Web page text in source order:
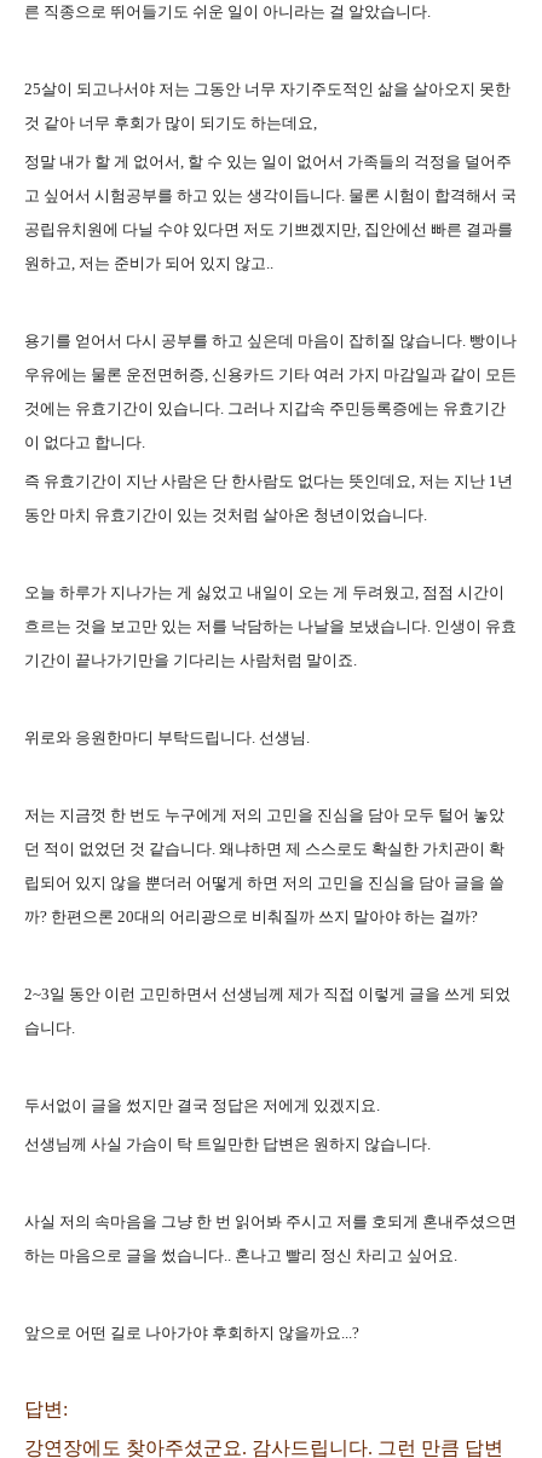
른 직종으로 뛰어들기도 쉬운 일이 아니라는 걸 알았습니다.
25살이 되고나서야 저는 그동안 너무 자기주도적인 삶을 살아오지 못한
것 같아 너무 후회가 많이 되기도 하는데요,
정말 내가 할 게 없어서, 할 수 있는 일이 없어서 가족들의 걱정을 덜어주
고 싶어서 시험공부를 하고 있는 생각이듭니다. 물론 시험이 합격해서 국
공립유치원에 다닐 수야 있다면 저도 기쁘겠지만, 집안에선 빠른 결과를
원하고, 저는 준비가 되어 있지 않고..
용기를 얻어서 다시 공부를 하고 싶은데 마음이 잡히질 않습니다. 빵이나
우유에는 물론 운전면허증, 신용카드 기타 여러 가지 마감일과 같이 모든
것에는 유효기간이 있습니다. 그러나 지갑속 주민등록증에는 유효기간
이 없다고 합니다.
즉 유효기간이 지난 사람은 단 한사람도 없다는 뜻인데요, 저는 지난 1년
동안 마치 유효기간이 있는 것처럼 살아온 청년이었습니다.
오늘 하루가 지나가는 게 싫었고 내일이 오는 게 두려웠고, 점점 시간이
흐르는 것을 보고만 있는 저를 낙담하는 나날을 보냈습니다. 인생이 유효
기간이 끝나가기만을 기다리는 사람처럼 말이죠.
위로와 응원한마디 부탁드립니다. 선생님.
저는 지금껏 한 번도 누구에게 저의 고민을 진심을 담아 모두 털어 놓았
던 적이 없었던 것 같습니다. 왜냐하면 제 스스로도 확실한 가치관이 확
립되어 있지 않을 뿐더러 어떻게 하면 저의 고민을 진심을 담아 글을 쓸
까? 한편으론 20대의 어리광으로 비춰질까 쓰지 말아야 하는 걸까?
2~3일 동안 이런 고민하면서 선생님께 제가 직접 이렇게 글을 쓰게 되었
습니다.
두서없이 글을 썼지만 결국 정답은 저에게 있겠지요.
선생님께 사실 가슴이 탁 트일만한 답변은 원하지 않습니다.
사실 저의 속마음을 그냥 한 번 읽어봐 주시고 저를 호되게 혼내주셨으면
하는 마음으로 글을 썼습니다.. 혼나고 빨리 정신 차리고 싶어요.
앞으로 어떤 길로 나아가야 후회하지 않을까요...?
답변:
강연장에도 찾아주셨군요. 감사드립니다. 그런 만큼 답변